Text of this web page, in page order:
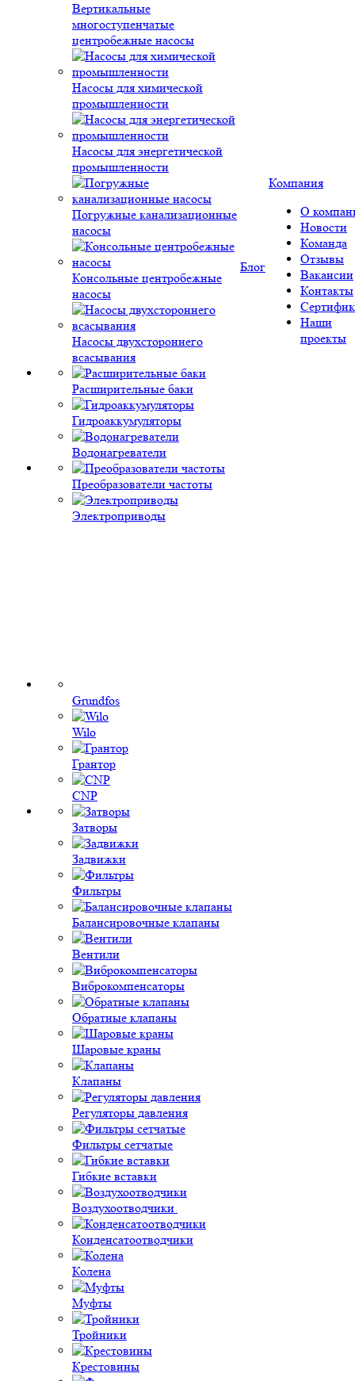
Вертикальные
многоступенчатые
центробежные насосы
Насосы для химической
промышленности
Насосы для энергетической
промышленности
Погружные канализационные
насосы
Консольные центробежные
насосы
Насосы двухстороннего
всасывания
Расширительные баки
Гидроаккумуляторы
Водонагреватели
Преобразователи частоты
Электроприводы
Grundfos
Wilo
Грантор
CNP
Затворы
Задвижки
Фильтры
Балансировочные клапаны
Вентили
Виброкомпенсаторы
Обратные клапаны
Шаровые краны
Клапаны
Регуляторы давления
Фильтры сетчатые
Гибкие вставки
Воздухоотводчики
Конденсатоотводчики
Колена
Муфты
Тройники
Крестовины
Блог
Компания
О
Новости
Команда
Отзывы
Вакансии
Контакты
Наши
проекты